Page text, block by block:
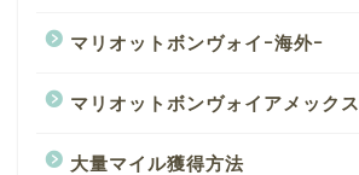
マリオットボンヴォイｰ海外ｰ
マリオットボンヴォイアメックス
大量マイル獲得方法